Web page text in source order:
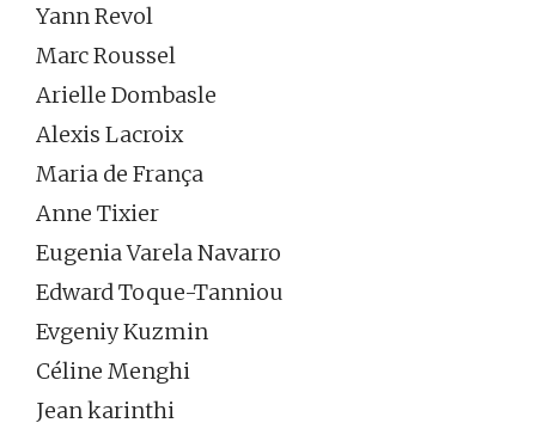
Yann Revol
Marc Roussel
Arielle Dombasle
Alexis Lacroix
Maria de França
Anne Tixier
Eugenia Varela Navarro
Edward Toque-Tanniou
Evgeniy Kuzmin
Céline Menghi
Jean karinthi